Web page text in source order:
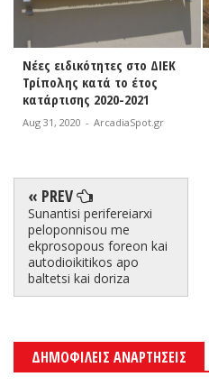
Νέες ειδικότητες στο ΔΙΕΚ
Τρίπολης κατά το έτος
κατάρτισης 2020-2021
Aug 31, 2020 - ArcadiaSpot.gr
« PREV
Sunantisi perifereiarxi
peloponnisou me
ekprosopous foreon kai
autodioikitikos apo
baltetsi kai doriza
ΔΗΜΟΦΙΛΕΙΣ ΑΝΑΡΤΗΣΕΙΣ